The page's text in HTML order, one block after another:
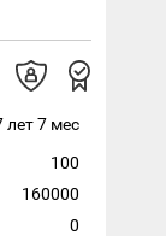
лет 7 мес
100
160000
0